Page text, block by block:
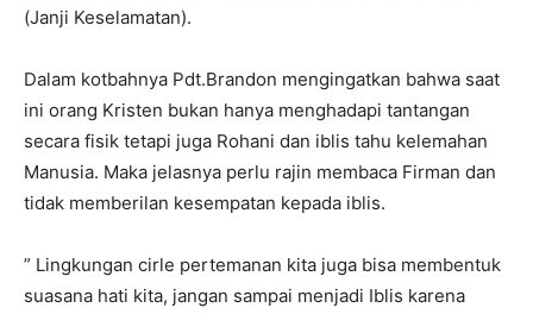
(Janji Keselamatan).
Dalam kotbahnya Pdt.Brandon mengingatkan bahwa saat
ini orang Kristen bukan hanya menghadapi tantangan
secara fisik tetapi juga Rohani dan iblis tahu kelemahan
Manusia. Maka jelasnya perlu rajin membaca Firman dan
tidak memberilan kesempatan kepada iblis.
” Lingkungan cirle pertemanan kita juga bisa membentuk
suasana hati kita, jangan sampai menjadi Iblis karena